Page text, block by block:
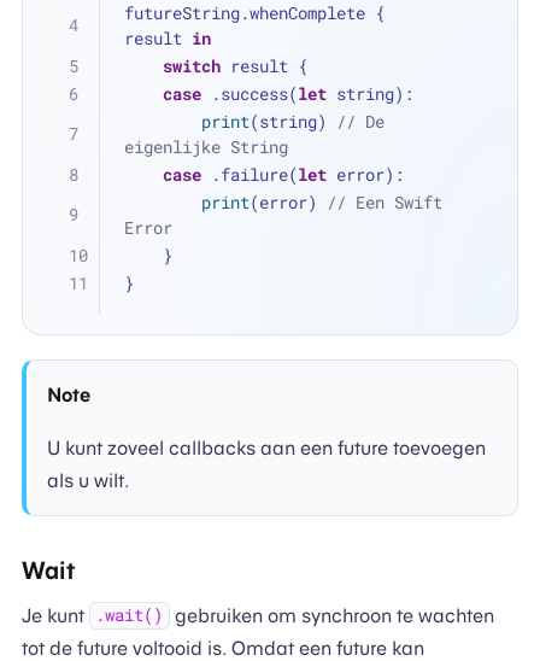
futureString.whenComplete {
result in
switch result {
case .success(let string):
print(string) // De
eigenlijke String
case .failure(let error):
print(error) // Een Swift
Error
    }
}
Note
U kunt zoveel callbacks aan een future toevoegen
als u wilt.
Wait
Je kunt .wait()
gebruiken om synchroon te wachten
tot de future voltooid is. Omdat een future kan